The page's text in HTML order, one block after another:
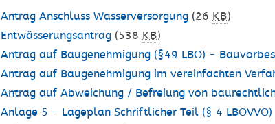
Antrag Anschluss Wasserversorgung (26KB)
Entwässerungsantrag (538KB)
Antrag auf Baugenehmigung (§49 LBO) -
Antrag auf Baugenehmigung im vereinfachten
Antrag auf Abweichung / Befreiung von
Anlage 5 - Lageplan Schriftlicher Teil (§ 4 LBOVVO)